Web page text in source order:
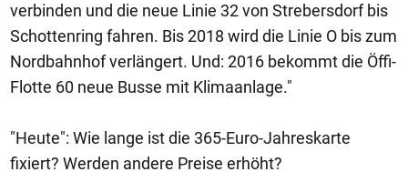
verbinden und die neue Linie 32 von Strebersdorf bis
Schottenring fahren. Bis 2018 wird die Linie O bis zum
Nordbahnhof verlängert. Und: 2016 bekommt die Öffi-
Flotte 60 neue Busse mit Klimaanlage."
"Heute": Wie lange ist die 365-Euro-Jahreskarte
fixiert? Werden andere Preise erhöht?